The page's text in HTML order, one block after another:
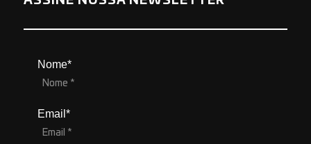
Nome*
Email*